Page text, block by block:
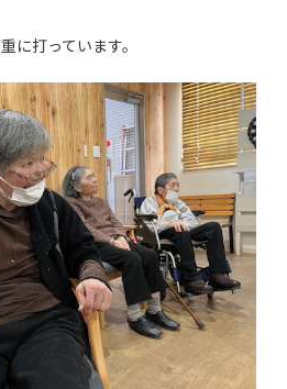
に打っています。